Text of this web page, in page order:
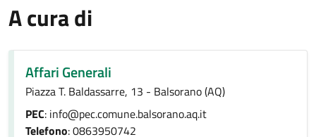
A cura di
Affari Generali
Piazza T. Baldassarre, 13 - Balsorano (AQ)
PEC: info@pec.comune.balsorano.aq.it
Telefono: 0863950742